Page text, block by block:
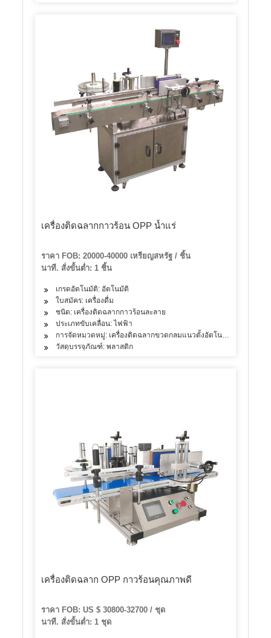
เครื่องติดฉลากกาวร้อน OPP น้ำแร่
ราคา FOB: 20000-40000 เหรียญสหรัฐ / ชิ้น
นาที. สั่งขั้นต่ำ: 1 ชิ้น
เกรดอัตโนมัติ: อัตโนมัติ
ใบสมัคร: เครื่องดื่ม
ชนิด: เครื่องติดฉลากกาวร้อนละลาย
ประเภทขับเคลื่อน: ไฟฟ้า
การจัดหมวดหมู่: เครื่องติดฉลากขวดกลมแนวตั้งอัตโนมัติ
วัสดุบรรจุภัณฑ์: พลาสติก
เครื่องติดฉลาก OPP กาวร้อนคุณภาพดี
ราคา FOB: US $ 30800-32700 / ชุด
นาที. สั่งขั้นต่ำ: 1 ชุด